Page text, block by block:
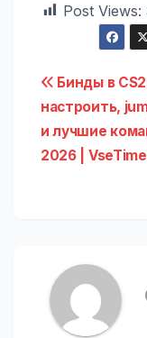
Post Views:
по
Бинды в
настроить,
и лучшие
2026 |